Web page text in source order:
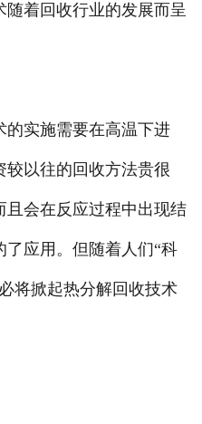
随着回收行业的发展而呈
实施需要在高温下进
以往的回收方法贵很
且会在反应过程中出现结
应用。但随着人们“科
将掀起热分解回收技术